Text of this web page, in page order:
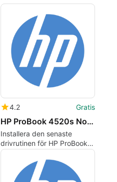
4.2 Gratis
HP ProBook 4520s Notebook PC drivers
Installera den senaste
drivrutinen för HP ProBook
4520s display